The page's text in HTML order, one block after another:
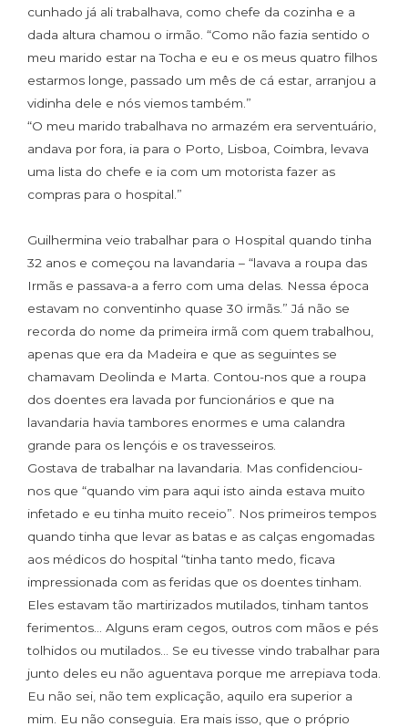
cunhado já ali trabalhava, como chefe da cozinha e a
dada altura chamou o irmão. “Como não fazia sentido o
meu marido estar na Tocha e eu e os meus quatro filhos
estarmos longe, passado um mês de cá estar, arranjou a
vidinha dele e nós viemos também.”
“O meu marido trabalhava no armazém era serventuário,
andava por fora, ia para o Porto, Lisboa, Coimbra, levava
uma lista do chefe e ia com um motorista fazer as
compras para o hospital.”
Guilhermina veio trabalhar para o Hospital quando tinha
32 anos e começou na lavandaria – “lavava a roupa das
Irmãs e passava-a a ferro com uma delas. Nessa época
estavam no conventinho quase 30 irmãs.” Já não se
recorda do nome da primeira irmã com quem trabalhou,
apenas que era da Madeira e que as seguintes se
chamavam Deolinda e Marta. Contou-nos que a roupa
dos doentes era lavada por funcionários e que na
lavandaria havia tambores enormes e uma calandra
grande para os lençóis e os travesseiros.
Gostava de trabalhar na lavandaria. Mas confidenciou-
nos que “quando vim para aqui isto ainda estava muito
infetado e eu tinha muito receio”. Nos primeiros tempos
quando tinha que levar as batas e as calças engomadas
aos médicos do hospital “tinha tanto medo, ficava
impressionada com as feridas que os doentes tinham.
Eles estavam tão martirizados mutilados, tinham tantos
ferimentos… Alguns eram cegos, outros com mãos e pés
tolhidos ou mutilados… Se eu tivesse vindo trabalhar para
junto deles eu não aguentava porque me arrepiava toda.
Eu não sei, não tem explicação, aquilo era superior a
mim. Eu não conseguia. Era mais isso, que o próprio